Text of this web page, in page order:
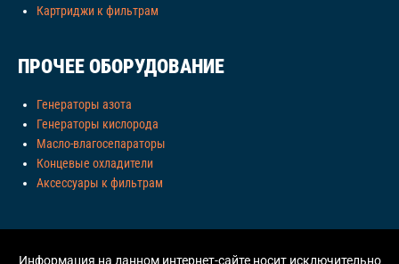
Картриджи к фильтрам
ПРОЧЕЕ ОБОРУДОВАНИЕ
Генераторы азота
Генераторы кислорода
Масло-влагосепараторы
Концевые охладители
Аксессуары к фильтрам
Информация на данном интернет-сайте носит исключительно